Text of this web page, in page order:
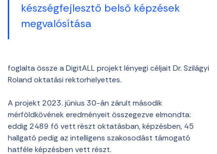
készségfejlesztő belső képzések
megvalósítása
foglalta össze a DigitALL projekt lényegi céljait Dr. Szilágyi
Roland oktatási rektorhelyettes.
A projekt 2023. június 30-án zárult második
mérföldkövének eredményeit összegezve elmondta:
eddig 2489 fő vett részt oktatásban, képzésben, 45
hallgató pedig az intelligens szakosodást támogató
hatféle képzésben vett részt.